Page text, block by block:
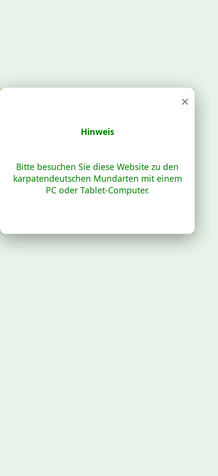
×
Hinweis
Bitte besuchen Sie diese Website zu den
karpatendeutschen Mundarten mit einem
PC oder Tablet-Computer.